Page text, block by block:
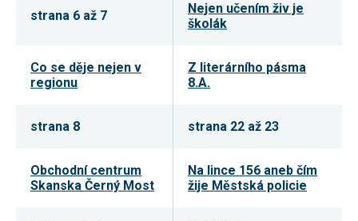
strana 6 až 7
Nejen učením živ je
školák
Co se děje nejen v
regionu
Z literárního pásma
8.A.
strana 8 strana 22 až 23
Obchodní centrum
Skanska Černý Most
Na lince 156 aneb čím
žije Městská policie
návštěv
našich
získaná
pomocí těchto
cookies
bez použití
na konkrétní
uživatelé
našeho webu.